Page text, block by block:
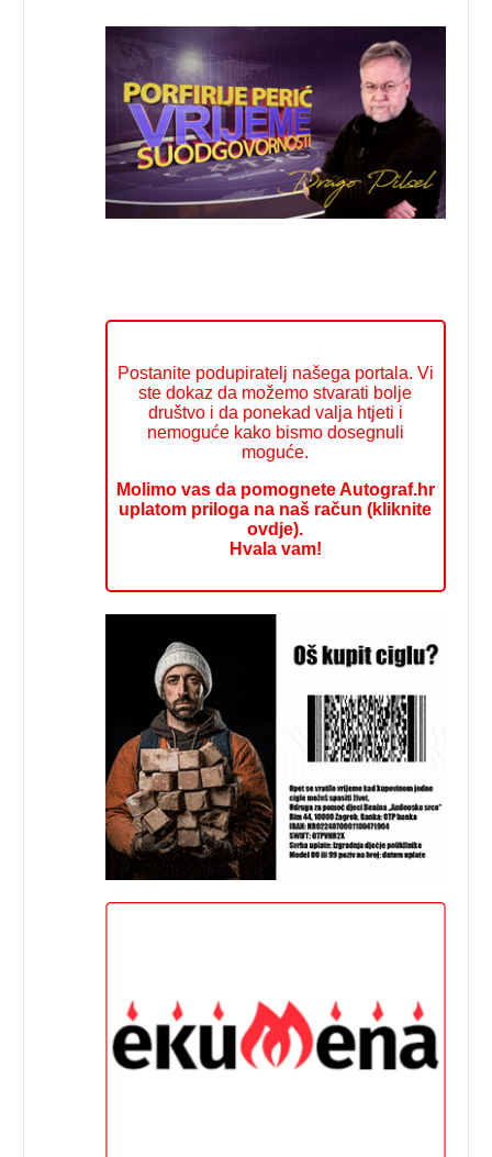
Postanite podupiratelj našega portala. Vi
ste dokaz da možemo stvarati bolje
društvo i da ponekad valja htjeti i
nemoguće kako bismo dosegnuli
moguće.
Molimo vas da pomognete Autograf.hr
uplatom priloga na naš račun (kliknite
ovdje).
Hvala vam!